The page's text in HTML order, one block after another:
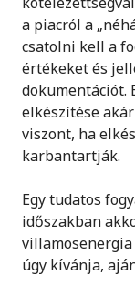
a piacról a
csatolni kell a
értékeket és
dokumentációt.
elkészítése
viszont, ha
karbantartják.
Egy tudatos
időszakban
úgy kívánja,